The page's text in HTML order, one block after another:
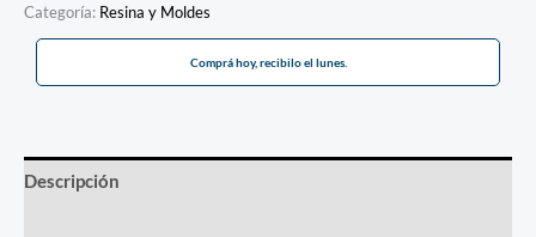
Categoría: Resina y Moldes
Comprá hoy, recibilo el lunes.
Descripción